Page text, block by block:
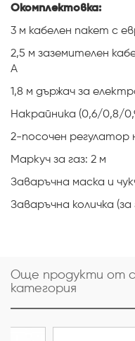
Окомплектовка:
3 м кабелен пакет с
2,5 м заземителен
A
1,8 м държач за
Накрайника (0,6/0,8/
2-посочен регулатор
Маркуч за газ: 2 м
Заваръчна маска и
Заваръчна количка
Още продукти от
категория